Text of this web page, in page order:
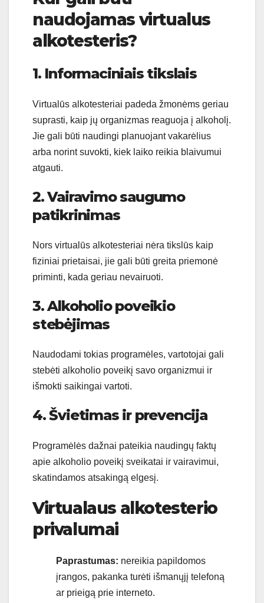
naudojamas virtualus
alkotesteris?
1. Informaciniais tikslais
Virtualūs alkotesteriai padeda žmonėms geriau
suprasti, kaip jų organizmas reaguoja į alkoholį.
Jie gali būti naudingi planuojant vakarėlius
arba norint suvokti, kiek laiko reikia blaivumui
atgauti.
2. Vairavimo saugumo
patikrinimas
Nors virtualūs alkotesteriai nėra tikslūs kaip
fiziniai prietaisai, jie gali būti greita priemonė
priminti, kada geriau nevairuoti.
3. Alkoholio poveikio
stebėjimas
Naudodami tokias programėles, vartotojai gali
stebėti alkoholio poveikį savo organizmui ir
išmokti saikingai vartoti.
4. Švietimas ir prevencija
Programėlės dažnai pateikia naudingų faktų
apie alkoholio poveikį sveikatai ir vairavimui,
skatindamos atsakingą elgesį.
Virtualaus alkotesterio
privalumai
Paprastumas: nereikia papildomos
įrangos, pakanka turėti išmanųjį telefoną
ar prieigą prie interneto.